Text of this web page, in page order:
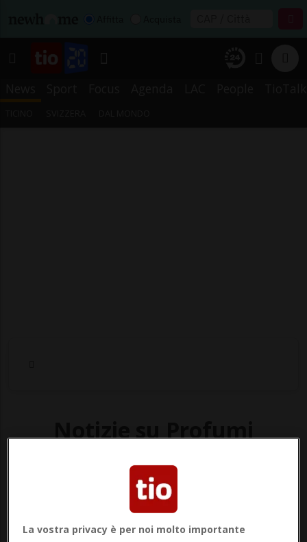
Segui le notizie e gli approfondimenti su
Profumi.
La vostra privacy è per noi molto importante